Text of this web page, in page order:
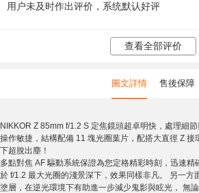
用户未及时作出评价，系统默认好评
查看全部评价
圖文詳情 售後保障
NIKKOR Z 85mm f/1.2 S 定焦鏡頭超卓明快，處理細
操作敏捷，結構配備 11 塊光圈葉片，配搭大直徑 Z
下超脫出塵！
多點對焦 AF 驅動系統保證為您定格精彩時刻，迅速精
於 f/1.2 最大光圈的淺景深下，效果同樣非凡。 另一方
塗層，在逆光環境下有助進一步減少鬼影與眩光， 無